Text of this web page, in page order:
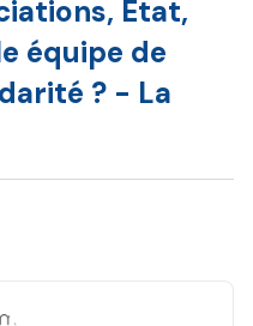
État,
équipe de
? - La